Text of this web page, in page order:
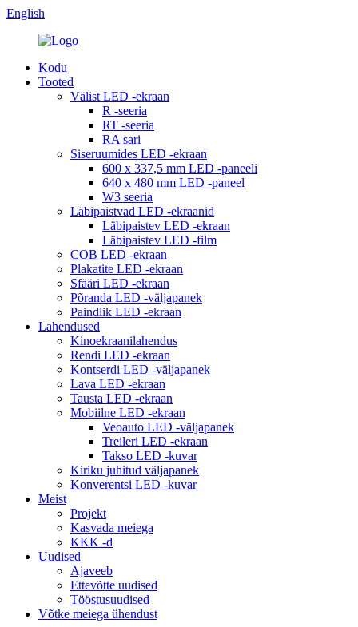
English
Kodu
Tooted
Välist LED -ekraan
R -seeria
RT -seeria
RA sari
Siseruumides LED -ekraan
600 x 337,5 mm LED -paneeli
640 x 480 mm LED -paneel
W3 seeria
Läbipaistvad LED -ekraanid
Läbipaistev LED -ekraan
Läbipaistev LED -film
COB LED -ekraan
Plakatite LED -ekraan
Sfääri LED -ekraan
Põranda LED -väljapanek
Paindlik LED -ekraan
Lahendused
Kinoekraanilahendus
Rendi LED -ekraan
Kontserdi LED -väljapanek
Lava LED -ekraan
Tausta LED -ekraan
Mobiilne LED -ekraan
Veoauto LED -väljapanek
Treileri LED -ekraan
Takso LED -kuvar
Kiriku juhitud väljapanek
Konverentsi LED -kuvar
Meist
Projekt
Kasvada meiega
KKK -d
Uudised
Ajaveeb
Ettevõtte uudised
Tööstusuudised
Võtke meiega ühendust